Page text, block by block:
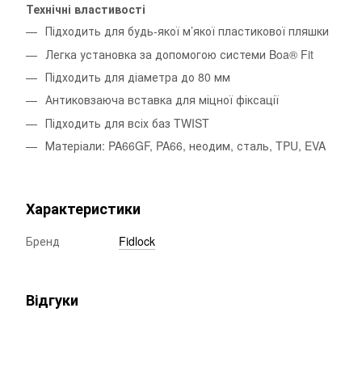
Технічні властивості
Підходить для будь-якої м’якої пластикової пляшки
Легка установка за допомогою системи Boa® Fit
Підходить для діаметра до 80 мм
Антиковзаюча вставка для міцної фіксації
Підходить для всіх баз TWIST
Матеріали: PA66GF, PA66, неодим, сталь, TPU, EVA
Характеристики
Бренд Fidlock
Відгуки